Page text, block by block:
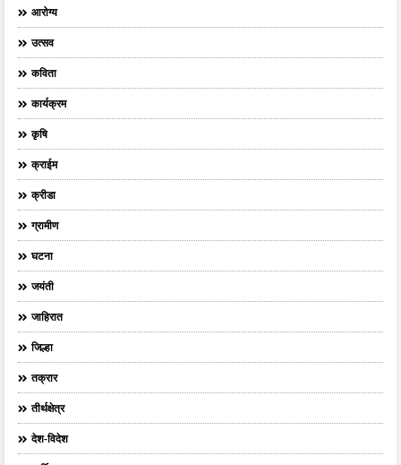
आरोग्य
उत्सव
कविता
कार्यक्रम
कृषि
क्राईम
क्रीडा
ग्रामीण
घटना
जयंती
जाहिरात
जिल्हा
तक्रार
तीर्थक्षेत्र
देश-विदेश